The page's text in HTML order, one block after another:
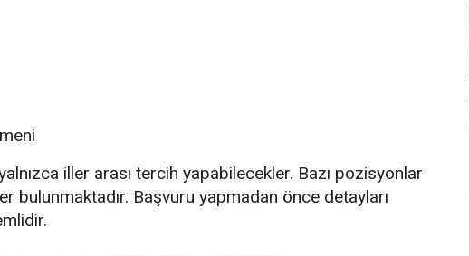
iller arası tercih yapabilecekler. Bazı pozisyonlar
bulunmaktadır. Başvuru yapmadan önce detayları